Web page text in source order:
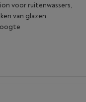
voor ruitenwassers,
van glazen